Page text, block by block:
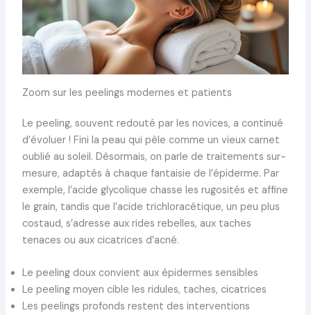
Zoom sur les peelings modernes et patients
Le peeling, souvent redouté par les novices, a continué
d’évoluer ! Fini la peau qui pèle comme un vieux carnet
oublié au soleil. Désormais, on parle de traitements sur-
mesure, adaptés à chaque fantaisie de l’épiderme. Par
exemple, l’acide glycolique chasse les rugosités et affine
le grain, tandis que l’acide trichloracétique, un peu plus
costaud, s’adresse aux rides rebelles, aux taches
tenaces ou aux cicatrices d’acné.
Le peeling doux convient aux épidermes sensibles
Le peeling moyen cible les ridules, taches, cicatrices
Les peelings profonds restent des interventions